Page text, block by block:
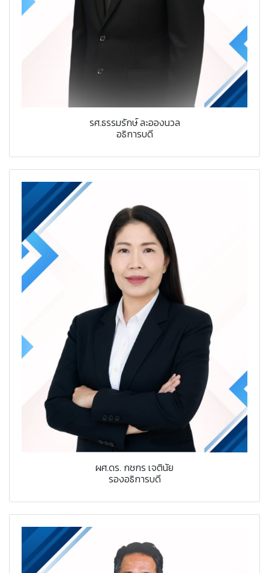
รศ.ธรรมรักษ์ ละอองนวล
อธิการบดี
ผศ.ดร. กชกร เจตินัย
รองอธิการบดี